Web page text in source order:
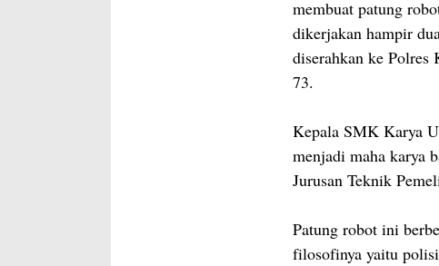
membuat patung
dikerjakan hampir
diserahkan ke Polres
73.
Kepala SMK Karya
menjadi maha karya
Jurusan Teknik
Patung robot ini
filosofinya yaitu